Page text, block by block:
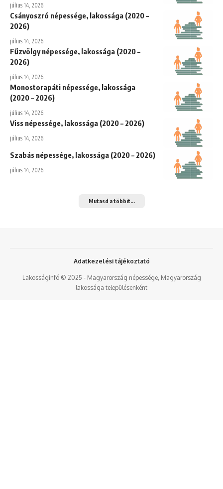
július 14, 2026
Csányoszró népessége, lakossága (2020 –
2026)
július 14, 2026
Fűzvölgy népessége, lakossága (2020 –
2026)
július 14, 2026
Monostorapáti népessége, lakossága
(2020 – 2026)
július 14, 2026
Viss népessége, lakossága (2020 – 2026)
július 14, 2026
Szabás népessége, lakossága (2020 – 2026)
július 14, 2026
Mutasd a többit...
Lakosságinfó © 2025 - Magyarország népessége, Magyarország
lakossága településenként
Adatkezelési tájékoztató